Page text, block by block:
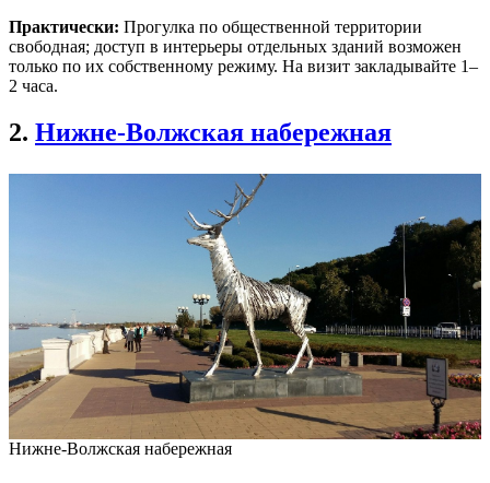
Практически: Прогулка по общественной территории
свободная; доступ в интерьеры отдельных зданий возможен
только по их собственному режиму. На визит закладывайте 1–
2 часа.
2. Нижне-Волжская набережная
Нижне-Волжская набережная